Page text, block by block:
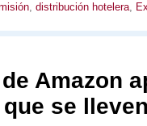
, distribución hotelera,
de Amazon
se